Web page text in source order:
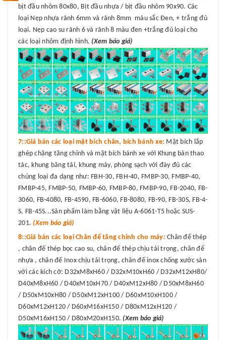
bịt đầu nhôm 80x80, Bịt đầu nhựa / bịt đầu nhôm 90x90. Các
loại Nẹp nhựa rãnh 6mm và rãnh 8mm màu sắc Đen, + trắng đủ
loại. Nẹp cao su rãnh 6 và rãnh 8 màu đen +trắng đủ loại cho
các loại nhôm định hình. (Xem báo giá)
7::Giá bán các loại mặt bích chân, bích bánh xe: Mặt bích lắp
ghép chăng tăng chỉnh và mặt bích bánh xe với Khung bàn thao
tác, khung băng tải, khung máy, phòng sạch với đày đủ các
chủng loại đa dạng như: FBH-30, FBH-40, FMBP-30, FMBP-40,
FMBP-45, FMBP-50, FMBP-60, FMBP-80, FMBP-90, FB-2040, FB-
3060, FB-4080, FB-4590, FB-6060, FB-8080, FB-90, FB-30S, FB-4-
S, FB-45S...Sản phẩm làm bằng vật liệu A-6061-T5 hoặc SUS-
201. (Xem báo giá)
8::Giá bán các loại Chân đế tăng chỉnh cho máy: Chân đế thép
, chân đế thép bọc cao su, chân đế thép chịu tải trọng, chân đế
nhựa , chân đế Inox chịu tải trọng, chân đế inox chống xước sàn
với các kích cỡ: D32xM8xH60 / D32xM10xH60 / D32xM12xH80/
D40xM8xH60 / D40xM10xH70 / D40xM12xH80 / D50xM8xH60
/ D50xM10xH80 / D50xM12xH100 / D60xM10xH100 /
D60xM12xH120 / D60xM16xH150 / D80xM12xH120 /
D50xM16xH150 / D80xM20xH150. (Xem báo giá)